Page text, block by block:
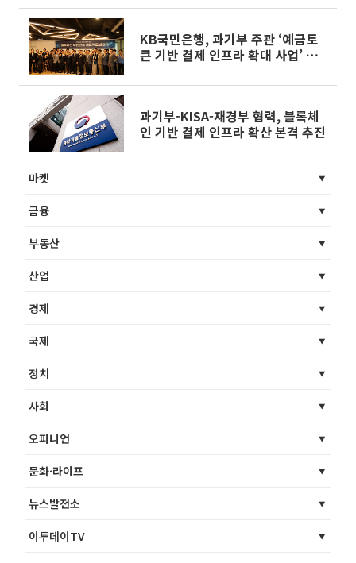
KB국민은행, 과기부 주관 ‘예금토
큰 기반 결제 인프라 확대 사업’ 참
과기부-KISA-재경부 협력, 블록체
인 기반 결제 인프라 확산 본격 추진
마켓
금융
부동산
산업
경제
국제
정치
사회
오피니언
문화·라이프
뉴스발전소
이투데이TV